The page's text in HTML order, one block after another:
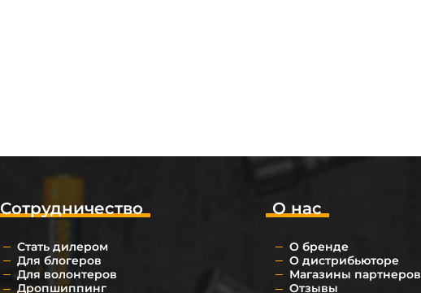
О нас
О бренде
О дистрибьюторе
Магазины партнеров
Отзывы
Сотрудничество
Стать дилером
Для блогеров
Для волонтеров
Дропшиппинг